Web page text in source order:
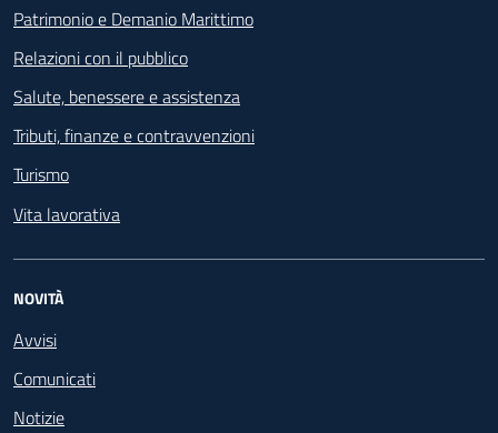
Patrimonio e Demanio Marittimo
Relazioni con il pubblico
Salute, benessere e assistenza
Tributi, finanze e contravvenzioni
Turismo
Vita lavorativa
NOVITÀ
Avvisi
Comunicati
Notizie